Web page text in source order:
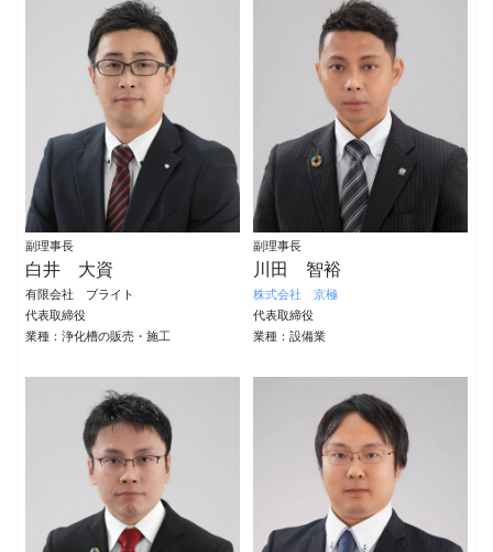
副理事長
白井 大資
有限会社 ブライト
代表取締役
業種：浄化槽の販売・施工
副理事長
川田 智裕
株式会社 京極
代表取締役
業種：設備業